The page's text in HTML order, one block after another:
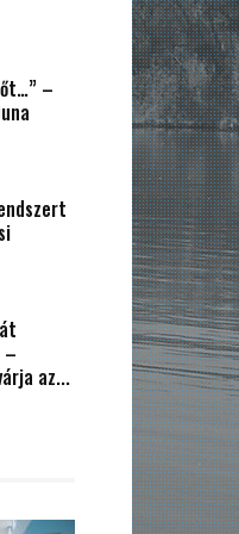
–
–
az...